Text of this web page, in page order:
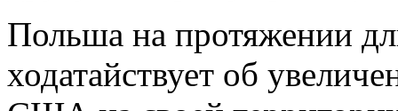
Польша на протяжении
ходатайствует об